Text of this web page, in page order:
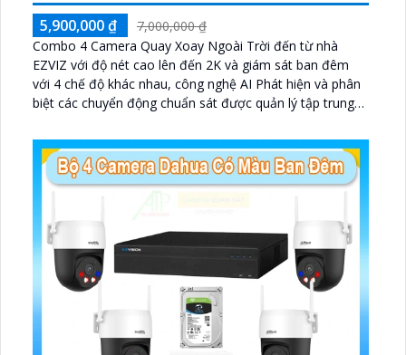
5,900,000 ₫
7,000,000 ₫
Combo 4 Camera Quay Xoay Ngoài Trời đến từ nhà
EZVIZ với độ nét cao lên đến 2K và giám sát ban đêm
với 4 chế độ khác nhau, công nghệ AI Phát hiện và phân
biệt các chuyển động chuẩn sát được quản lý tập trung